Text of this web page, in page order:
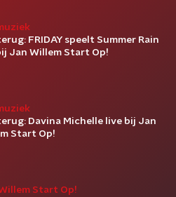
FRIDAY speelt Summer Rain
Jan Willem Start Op!
Davina Michelle live bij Jan
Start Op!
Start Op!